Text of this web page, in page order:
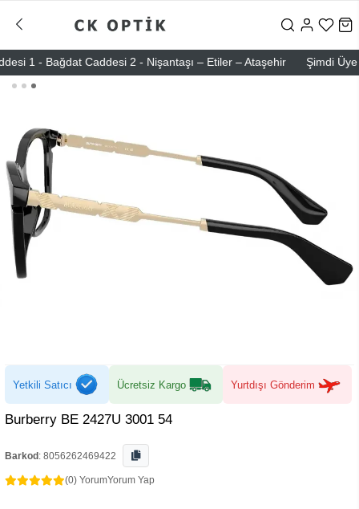
1 - Bağdat Caddesi 2 - Nişantaşı – Etiler – Ataşehir Şimdi Üye ol !
Yetkili Satıcı Ücretsiz Kargo Yurtdışı Gönderim
Burberry BE 2427U 3001 54
Barkod : 8056262469422
(0) YorumYorum Yap